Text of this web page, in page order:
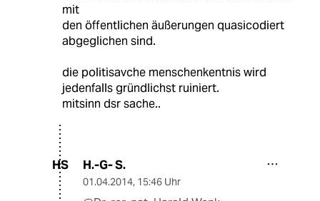
mit
den öffentlichen äußerungen quasicodiert
abgeglichen sind.
die politisavche menschenkentnis wird
jedenfalls gründlichst ruiniert.
mitsinn dsr sache..
HS H.-G- S.
01.04.2014, 15:46 Uhr